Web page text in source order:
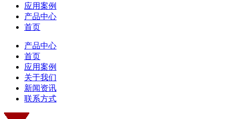
应用案例
产品中心
首页
产品中心
首页
应用案例
关于我们
新闻资讯
联系方式